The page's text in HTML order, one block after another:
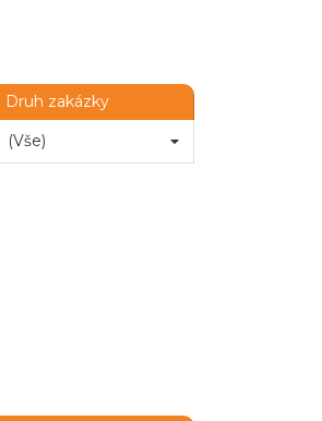
Druh zakázky